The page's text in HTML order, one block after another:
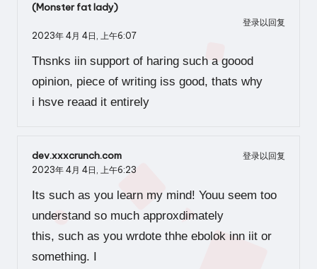
(Monster fat lady)
登录以回复
2023年 4月 4日, 上午6:07
Thsnks iin support of haring such a goood
opinion, piece of writing iss good, thats why
i hsve reaad it entirely
dev.xxxcrunch.com
登录以回复
2023年 4月 4日, 上午6:23
Its such as you learn my mind! Youu seem too
understand so much approxdimately
this, such as you wrdote thhe ebolok inn iit or
something. I